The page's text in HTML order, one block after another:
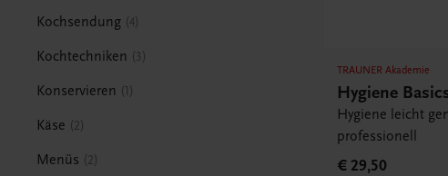
Kochsendung 4
Kochtechniken 3
Konservieren 1
Käse 2
Menüs 2
TRAUNER Akademie
Hygiene
Hygiene leicht
professionell
€ 29,50